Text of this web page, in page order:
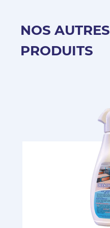
NOS AUTRES
PRODUITS